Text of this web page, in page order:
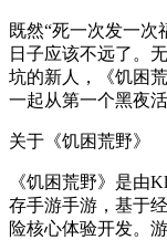
既然“死一次发一次
日子应该不远了。
坑的新人，《饥困
一起从第一个黑夜活
关于《饥困荒野》
《饥困荒野》是由
存手游手游，基于
险核心体验开发。